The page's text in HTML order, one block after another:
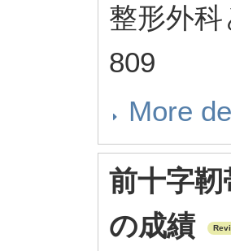
整形外
809
More
前十字
の成績